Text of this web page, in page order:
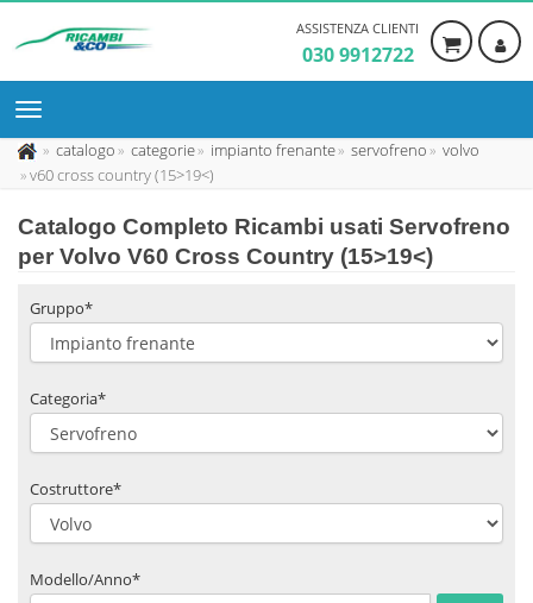
ASSISTENZA CLIENTI
030 9912722
catalogo categorie impianto frenante servofreno
volvo
v60 cross country (15>19<)
Catalogo Completo Ricambi usati Servofreno
per Volvo V60 Cross Country (15>19<)
Gruppo*
Categoria*
Costruttore*
Modello/Anno*